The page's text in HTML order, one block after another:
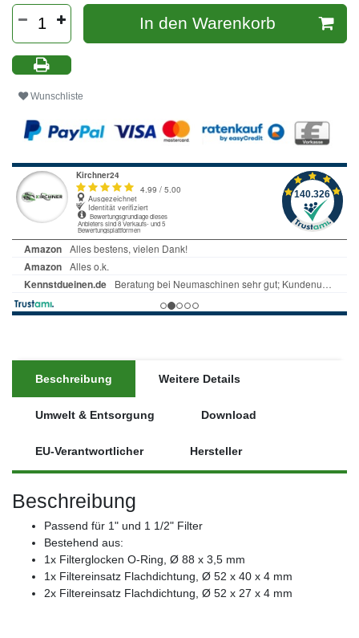
In den Warenkorb
Wunschliste
Beschreibung Weitere Details
Umwelt & Entsorgung Download
EU-Verantwortlicher Hersteller
Beschreibung
Passend für 1" und 1 1/2" Filter
Bestehend aus:
1x Filterglocken O-Ring, Ø 88 x 3,5 mm
1x Filtereinsatz Flachdichtung, Ø 52 x 40 x 4 mm
2x Filtereinsatz Flachdichtung, Ø 52 x 27 x 4 mm